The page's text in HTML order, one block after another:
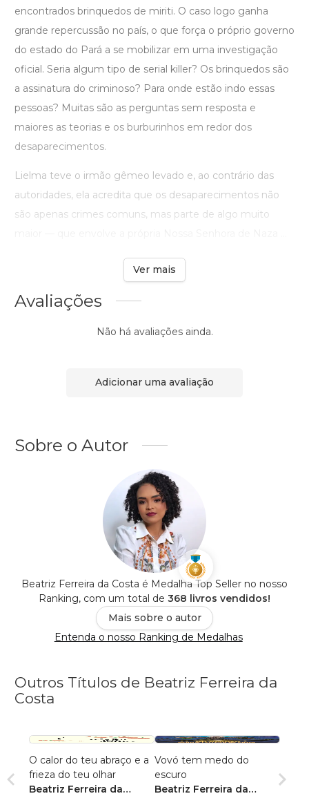
encontrados brinquedos de miriti. O caso logo ganha
grande repercussão no país, o que força o próprio governo
do estado do Pará a se mobilizar em uma investigação
oficial. Seria algum tipo de serial killer? Os brinquedos são
a assinatura do criminoso? Para onde estão indo essas
pessoas? Muitas são as perguntas sem resposta e
maiores as teorias e os burburinhos em redor dos
desaparecimentos.
Lielma teve o irmão gêmeo levado e, ao contrário das
autoridades, ela acredita que os desaparecimentos não
são apenas crimes comuns, mas parte de algo muito
Ver mais
Avaliações
Não há avaliações ainda.
Adicionar uma avaliação
Sobre o Autor
Beatriz Ferreira da Costa é Medalha Top Seller no nosso
Ranking, com um total de 368 livros vendidos!
Mais sobre o autor
Entenda o nosso Ranking de Medalhas
Outros Títulos de Beatriz Ferreira da
Costa
O calor do teu abraço e a
frieza do teu olhar
Beatriz Ferreira da
Vovó tem medo do
escuro
Beatriz Ferreira da